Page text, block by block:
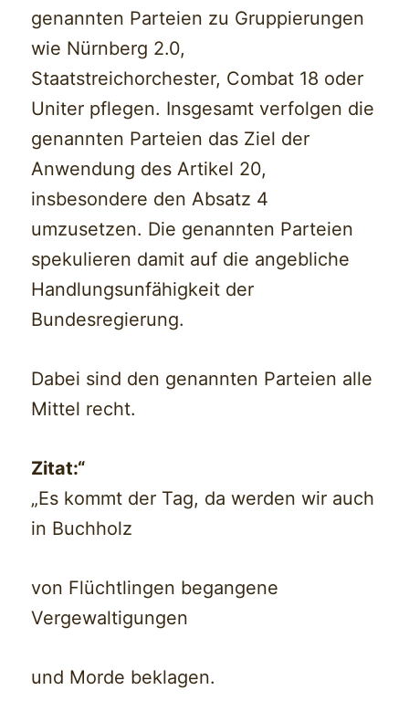
genannten Parteien zu Gruppierungen
wie Nürnberg 2.0,
Staatstreichorchester, Combat 18 oder
Uniter pflegen. Insgesamt verfolgen die
genannten Parteien das Ziel der
Anwendung des Artikel 20,
insbesondere den Absatz 4
umzusetzen. Die genannten Parteien
spekulieren damit auf die angebliche
Handlungsunfähigkeit der
Bundesregierung.
Dabei sind den genannten Parteien alle
Mittel recht.
Zitat:“
„Es kommt der Tag, da werden wir auch
in Buchholz
von Flüchtlingen begangene
Vergewaltigungen
und Morde beklagen.